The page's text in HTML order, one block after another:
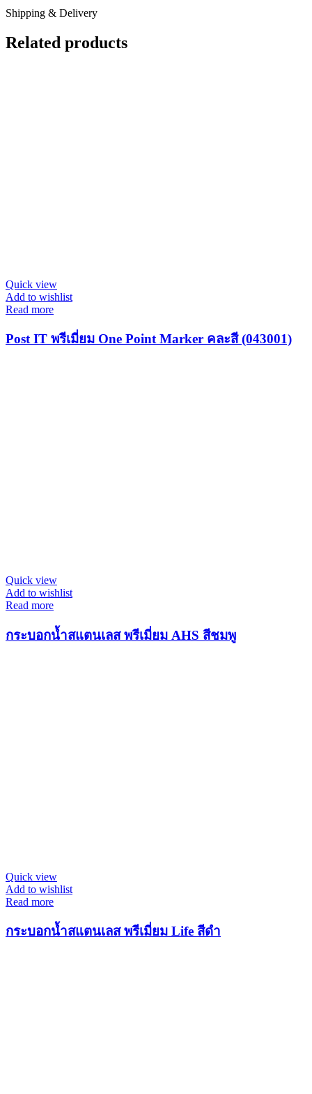
Shipping & Delivery
Related products
Quick view
Add to wishlist
Read more
Post IT พรีเมี่ยม One Point Marker คละสี (043001)
Quick view
Add to wishlist
Read more
กระบอกน้ำสแตนเลส พรีเมี่ยม AHS สีชมพู
Quick view
Add to wishlist
Read more
กระบอกน้ำสแตนเลส พรีเมี่ยม Life สีดำ